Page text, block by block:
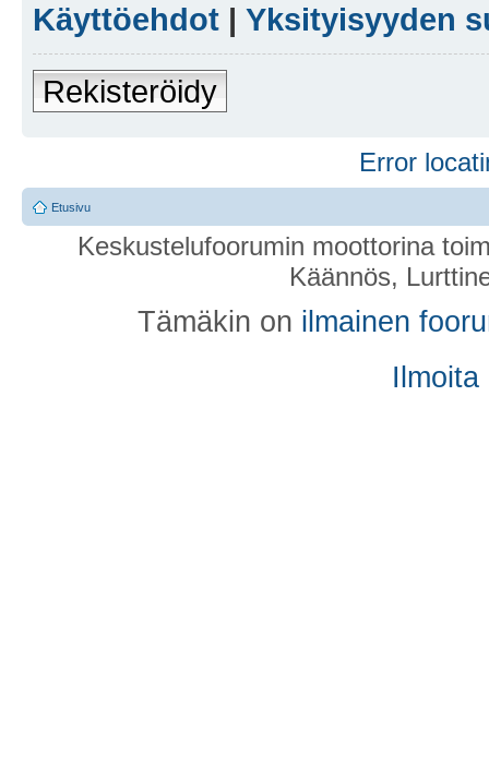
Käyttöehdot | Yksityisyyden
Rekisteröidy
Error
Etusivu
Keskustelufoorumin moottorina
Käännös,
Tämäkin on ilmainen